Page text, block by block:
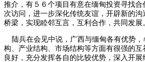
推介，有５６个项目有意在缅甸投资寻找
次访问，进一步深化传统友谊，开辟新的
桥梁，实现睦邻互言，互利合作，共同发展
陆兵在会见中说，广西与缅甸各有优势，
构、产业结构、市场结构等方面有很强的互
良好，充分发挥各自的比较优势，深入开